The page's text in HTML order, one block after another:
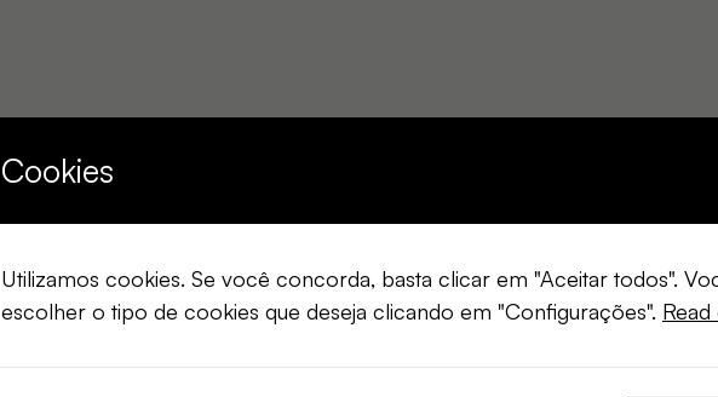
Cookies
Utilizamos cookies. Se você concorda, basta clicar em "Aceitar todos".
escolher o tipo de cookies que deseja clicando em "Configurações".